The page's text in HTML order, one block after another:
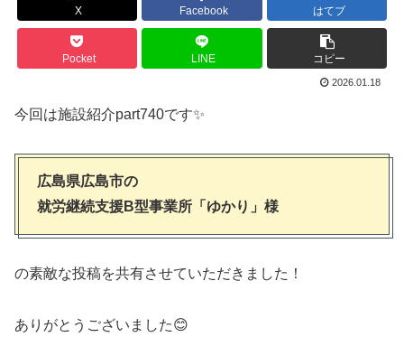
X Facebook はてブ
Pocket LINE コピー
2026.01.18
今回は施設紹介part740です✨
広島県広島市の
就労継続支援B型事業所「ゆかり」様
の素敵な投稿を共有させていただきました！
ありがとうございました😊